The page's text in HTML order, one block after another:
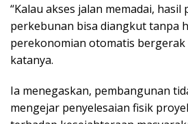
“Kalau akses jalan memadai, hasil
perkebunan bisa diangkut tanpa
perekonomian otomatis bergerak
katanya.
Ia menegaskan, pembangunan
mengejar penyelesaian fisik